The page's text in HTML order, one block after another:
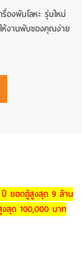
องพับโลหะ รุ่นใหม่
ห้งานพับของคุณง่าย
ปี ยอดกู้สูงสุด 9 ล้าน
สุด 100,000 บาท